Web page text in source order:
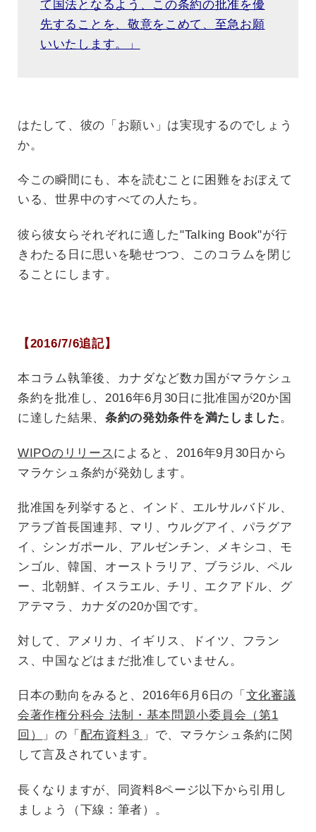
て国法となるよう、この条約の批准を優
先することを、敬意をこめて、至急お願
いいたします。」
はたして、彼の「お願い」は実現するのでしょう
か。
今この瞬間にも、本を読むことに困難をおぼえて
いる、世界中のすべての人たち。
彼ら彼女らそれぞれに適した"Talking Book"が行
きわたる日に思いを馳せつつ、このコラムを閉じ
ることにします。
【2016/7/6追記】
本コラム執筆後、カナダなど数カ国がマラケシュ
条約を批准し、2016年6月30日に批准国が20か国
に達した結果、 条約の発効条件を満たしました。
WIPOのリリース によると、2016年9月30日から
マラケシュ条約が発効します。
批准国を列挙すると、インド、エルサルバドル、
アラブ首長国連邦、マリ、ウルグアイ、パラグア
イ、シンガポール、アルゼンチン、メキシコ、モ
ンゴル、韓国、オーストラリア、ブラジル、ペル
ー、北朝鮮、イスラエル、チリ、エクアドル、グ
アテマラ、カナダの20か国です。
対して、アメリカ、イギリス、ドイツ、フラン
ス、中国などはまだ批准していません。
日本の動向をみると、2016年6月6日の「 文化審議
会著作権分科会 法制・基本問題小委員会（第1
回）
」の「 配布資料３ 」で、マラケシュ条約に関
して言及されています。
長くなりますが、同資料8ページ以下から引用し
ましょう（下線：筆者）。